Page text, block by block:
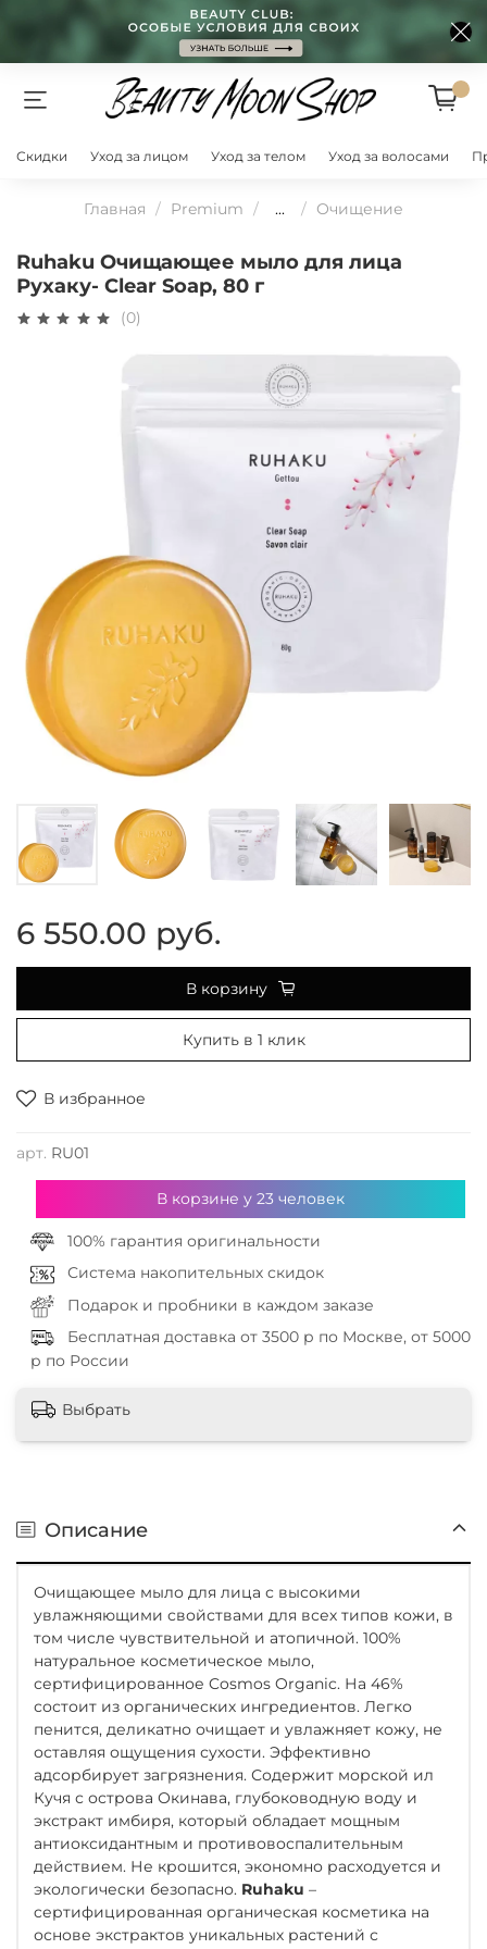
Скидки Уход за лицом Уход за телом Уход за волосами
Главная Premium ... Очищение
Ruhaku Очищающее мыло для лица
Рухаку- Clear Soap, 80 г
(0)
В избранное
арт. RU01
6 550.00 руб.
В корзину
Купить в 1 клик
В корзине у 23 человек
100% гарантия оригинальности
Система накопительных скидок
Подарок и пробники в каждом заказе
Бесплатная доставка от 3500 р по Москве, от 5000
р по России
Выбрать
Описание
Очищающее мыло для лица с высокими
увлажняющими свойствами для всех типов кожи, в
том числе чувствительной и атопичной. 100%
натуральное косметическое мыло,
сертифицированное Cosmos Organic. На 46%
состоит из органических ингредиентов. Легко
пенится, деликатно очищает и увлажняет кожу, не
оставляя ощущения сухости. Эффективно
адсорбирует загрязнения. Содержит морской ил
Кучя с острова Окинава, глубоководную воду и
экстракт имбиря, который обладает мощным
антиоксидантным и противовоспалительным
действием. Не крошится, экономно расходуется и
экологически безопасно. Ruhaku –
cертифицированная органическая косметика на
основе экстрактов уникальных растений с